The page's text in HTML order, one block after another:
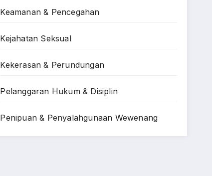
Keamanan & Pencegahan
Kejahatan Seksual
Kekerasan & Perundungan
Pelanggaran Hukum & Disiplin
Penipuan & Penyalahgunaan Wewenang